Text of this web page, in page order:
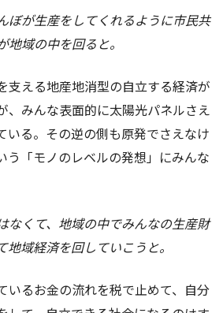
ぼが生産をしてくれるように市民共
域の中を回ると。
支える地産地消型の自立する経済が
、みんな表面的に太陽光パネルさえ
いる。その逆の側も原発でさえなけ
う「モノのレベルの発想」にみんな
なくて、地域の中でみんなの生産財
地域経済を回していこうと。
いるお金の流れを税で止めて、自分